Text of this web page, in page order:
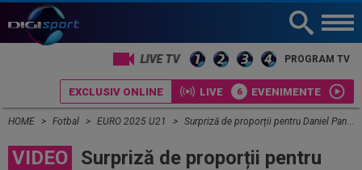
LIVE TV PROGRAM TV
EXCLUSIV ONLINE LIVE EVENIMENTE
HOME Fotbal EURO 2025 U21 Surpriză de proporții pentru Daniel Pancu. Cine l-a sunat imediat după meci
VIDEO
Surpriză de proporții pentru